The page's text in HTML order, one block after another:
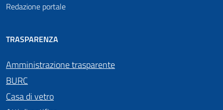
Redazione portale
TRASPARENZA
Amministrazione trasparente
BURC
Casa di vetro